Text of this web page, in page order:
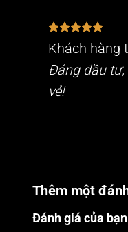
Được xếp
hạng55
sao
Khách hàng
Đáng đầu tư,
vẻ!
Thêm một
Đánh giá của bạn